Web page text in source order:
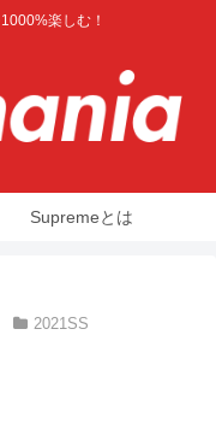
楽しむ！
Supremeとは
2021SS